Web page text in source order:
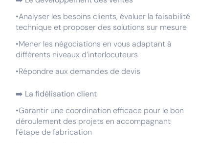
•Analyser les besoins clients, évaluer la faisabilité
technique et proposer des solutions sur mesure
•Mener les négociations en vous adaptant à
différents niveaux d’interlocuteurs
•Répondre aux demandes de devis
➡️ La fidélisation client
•Garantir une coordination efficace pour le bon
déroulement des projets en accompagnant
l’étape de fabrication